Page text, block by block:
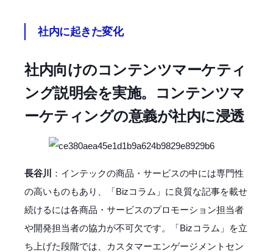
社内に起きた変化
社内向けのコンテンツマーケティ
ング説明会を実施。コンテンツマ
ーケティングの意義が社内に浸透
長谷川
：インテックの商品・サービスの中には専門性
の高いものもあり、「Bizコラム」に良質な記事を載せ
続けるには各商品・サービスのプロモーション担当者
や開発担当者の協力が不可欠です。「Bizコラム」を立
ち上げた段階では、カスタマーエンゲージメントセン